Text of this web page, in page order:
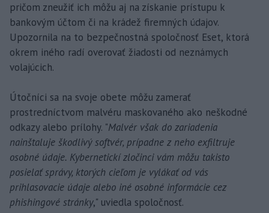
pričom zneužiť ich môžu aj na získanie prístupu k
bankovým účtom či na krádež firemných údajov.
Upozornila na to bezpečnostná spoločnosť Eset, ktorá
okrem iného radí overovať žiadosti od neznámych
volajúcich.
Útočníci sa na svoje obete môžu zamerať
prostredníctvom malvéru maskovaného ako neškodné
odkazy alebo prílohy. "Malvér však do zariadenia
nainštaluje škodlivý softvér, prípadne z neho exfiltruje
osobné údaje. Kybernetickí zločinci vám môžu takisto
posielať správy, ktorých cieľom je vylákať od vás
prihlasovacie údaje alebo iné osobné informácie cez
phishingové stránky," uviedla spoločnosť.